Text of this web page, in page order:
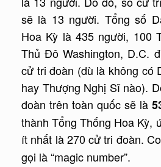
sẽ là 13 người. Tổng số
Hoa Kỳ là 435 người, 100
Thủ Đô Washington, D.C.
cử tri đoàn (dù là không có
hay Thượng Nghị Sĩ nào).
đoàn trên toàn quốc sẽ là
thành Tổng Thống Hoa Kỳ,
ít nhất là 270 cử tri đoàn.
gọi là “magic number”.